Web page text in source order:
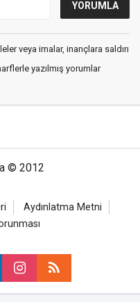
veya imalar, inançlara saldırı
yazılmış yorumlar
© 2012
Aydınlatma Metni